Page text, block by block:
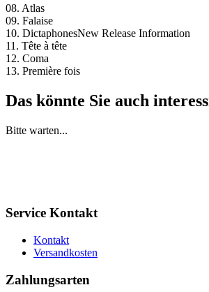
08. Atlas
09. Falaise
10. DictaphonesNew Release Information
11. Tête à tête
12. Coma
13. Première fois
Das könnte Sie auch
Bitte warten...
Service Kontakt
Kontakt
Versandkosten
Zahlungsarten